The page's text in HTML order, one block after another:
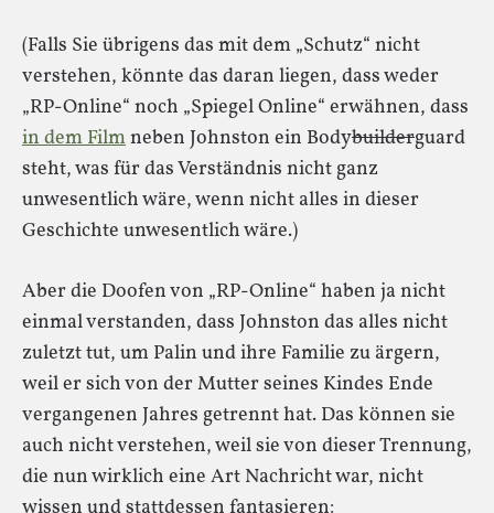
(Falls Sie übrigens das mit dem „Schutz“ nicht
verstehen, könnte das daran liegen, dass weder
„RP-Online“ noch „Spiegel Online“ erwähnen, dass
in dem Filmneben Johnston ein Bodybuilderguard
steht, was für das Verständnis nicht ganz
unwesentlich wäre, wenn nicht alles in dieser
Geschichte unwesentlich wäre.)
Aber die Doofen von „RP-Online“ haben ja nicht
einmal verstanden, dass Johnston das alles nicht
zuletzt tut, um Palin und ihre Familie zu ärgern,
weil er sich von der Mutter seines Kindes Ende
vergangenen Jahres getrennt hat. Das können sie
auch nicht verstehen, weil sie von dieser Trennung,
die nun wirklich eine Art Nachricht war, nicht